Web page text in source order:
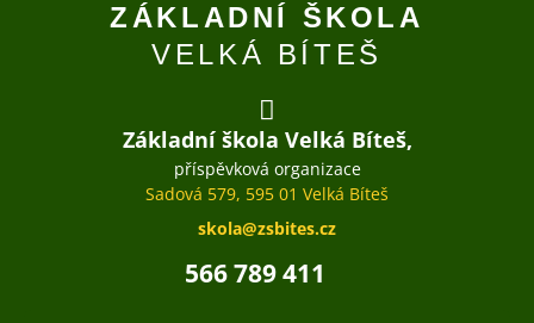
ZÁKLADNÍ ŠKOLA
VELKÁ BÍTEŠ
Základní škola Velká Bíteš,
příspěvková organizace
Sadová 579, 595 01 Velká Bíteš
skola@zsbites.cz
566 789 411